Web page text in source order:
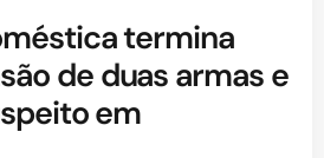
termina
de duas armas e
em